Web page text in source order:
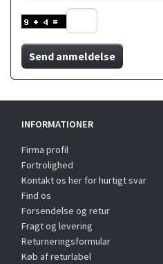
Send anmeldelse
INFORMATIONER
Firma profil
Fortrolighed
Kontakt os her for hurtigt svar
Find os
Forsendelse og retur
Fragt og levering
Returneringsformular
Køb af returlabel